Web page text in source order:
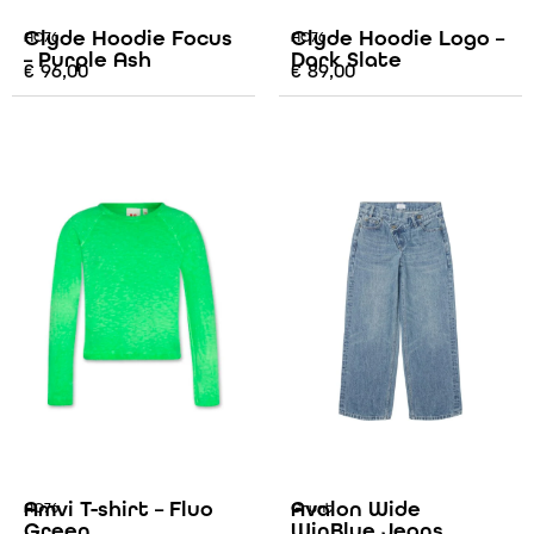
AO76
Clyde Hoodie Focus
– Purple Ash
€ 96,00
AO76
Clyde Hoodie Logo –
Dark Slate
€89,00
AO76
Amvi T-shirt – Fluo
Grunt
Avalon Wide